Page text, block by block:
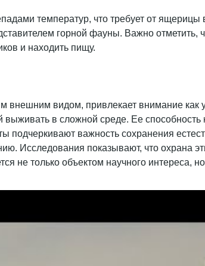
температур, что требует от
горной фауны. Важно отметить,
и находить пищу.
видом, привлекает внимание как
в сложной среде. Ее
важность сохранения
Исследования показывают, что охрана
не только объектом научного интереса,